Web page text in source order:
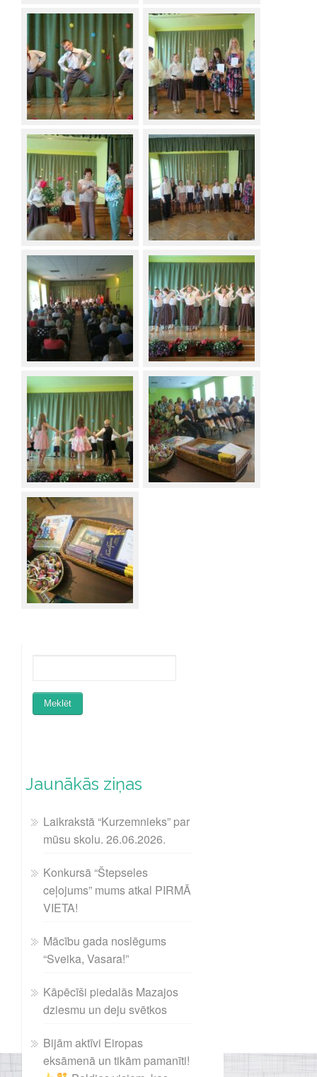
Jaunākās ziņas
Laikrakstā “Kurzemnieks” par
mūsu skolu. 26.06.2026.
Konkursā “Štepseles
ceļojums” mums atkal PIRMĀ
VIETA!
Mācību gada noslēgums
“Sveika, Vasara!”
Kāpēcīši piedalās Mazajos
dziesmu un deju svētkos
Bijām aktīvi Eiropas
eksāmenā un tikām pamanīti!